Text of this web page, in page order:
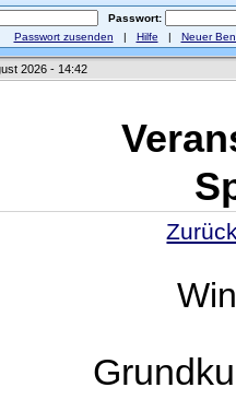
Passwort:
Passwort zusenden | Hilfe | Neuer
2026 - 14:42